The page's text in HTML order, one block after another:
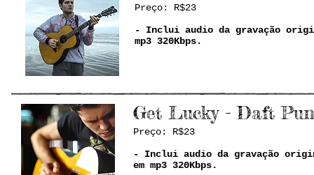
Preço: R$23
- Inclui audio da gravação
mp3 320Kbps.
Get Lucky - Daft
Preço: R$23
- Inclui audio da gravação
em mp3 320Kbps.